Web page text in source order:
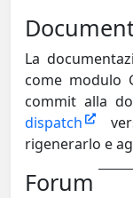
La
come modulo
commit alla
dispatch
rigenerarlo e
Forum